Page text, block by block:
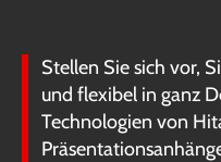
Stellen Sie sich vor,
und flexibel in ganz
Technologien von